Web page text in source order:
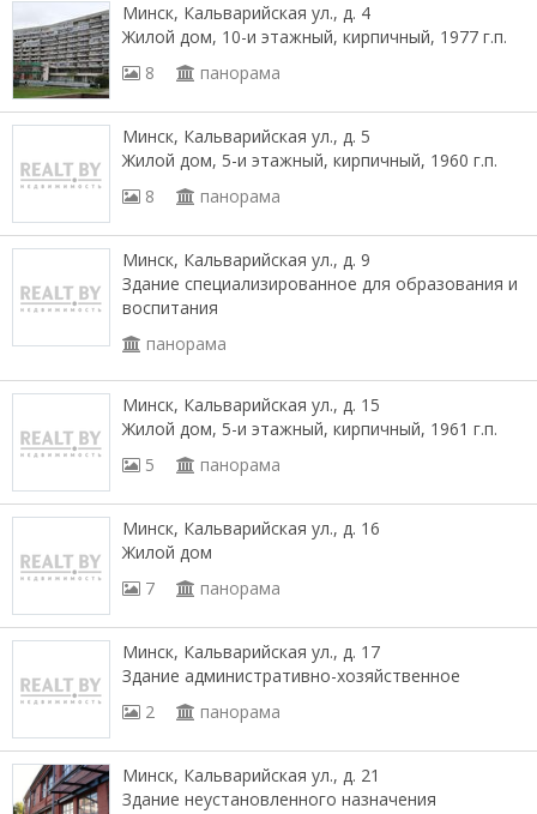
Минск, Кальварийская ул., д. 4
Жилой дом, 10-и этажный, кирпичный, 1977 г.п.
8
панорама
Минск, Кальварийская ул., д. 5
Жилой дом, 5-и этажный, кирпичный, 1960 г.п.
8
панорама
Минск, Кальварийская ул., д. 9
Здание специализированное для образования и
воспитания
панорама
Минск, Кальварийская ул., д. 15
Жилой дом, 5-и этажный, кирпичный, 1961 г.п.
5
панорама
Минск, Кальварийская ул., д. 16
Жилой дом
7
панорама
Минск, Кальварийская ул., д. 17
Здание административно-хозяйственное
2
панорама
Минск, Кальварийская ул., д. 21
Здание неустановленного назначения